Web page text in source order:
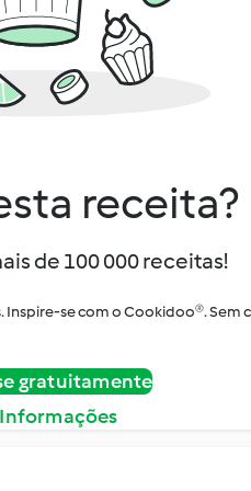
receita?
de 100 000 receitas!
Inspire-se com o Cookidoo®. Sem
gratuitamente